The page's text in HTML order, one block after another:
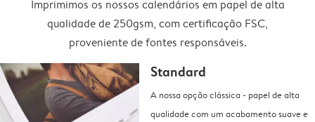
Imprimimos os nossos calendários em papel de alta
qualidade de 250gsm, com certificação FSC,
proveniente de fontes responsáveis.
Standard
A nossa opção clássica - papel de alta
qualidade com um acabamento suave e